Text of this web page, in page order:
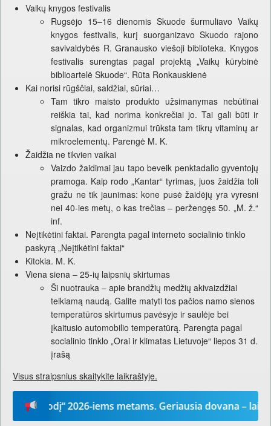
Vaikų knygos festivalis
Rugsėjo 15–16 dienomis Skuode šurmuliavo Vaikų
knygos festivalis, kurį suorganizavo Skuodo rajono
savivaldybės R. Granausko viešoji biblioteka. Knygos
festivalis surengtas pagal projektą „Vaikų kūrybinė
biblioartelė Skuode“. Rūta Ronkauskienė
Kai norisi rūgščiai, saldžiai, sūriai…
Tam tikro maisto produkto užsimanymas nebūtinai
reiškia tai, kad norima konkrečiai jo. Tai gali būti ir
signalas, kad organizmui trūksta tam tikrų vitaminų ar
mikroelementų. Parengė M. K.
Žaidžia ne tikvien vaikai
Vaizdo žaidimai jau tapo beveik penktadalio gyventojų
pramoga. Kaip rodo „Kantar“ tyrimas, juos žaidžia toli
gražu ne tik jaunimas: kone pusė žaidėjų yra vyresni
nei 40-ies metų, o kas trečias – peržengęs 50. „M. ž.“
inf.
Neįtikėtini faktai. Parengta pagal interneto socialinio tinklo
paskyrą „Neįtikėtini faktai“
Kitokia. M. K.
Viena siena – 25-ių laipsnių skirtumas
Ši nuotrauka – apie brandžių medžių akivaizdžiai
teikiamą naudą. Galite matyti tos pačios namo sienos
temperatūros skirtumus pavėsyje ir saulėje bei
įkaitusio automobilio temperatūrą. Parengta pagal
socialinio tinklo „Orai ir klimatas Lietuvoje“ liepos 31 d.
įrašą
Visus straipsnius skaitykite laikraštyje.
žodį“ 2026-iems metams. Geriausia dovana – laikraštis!